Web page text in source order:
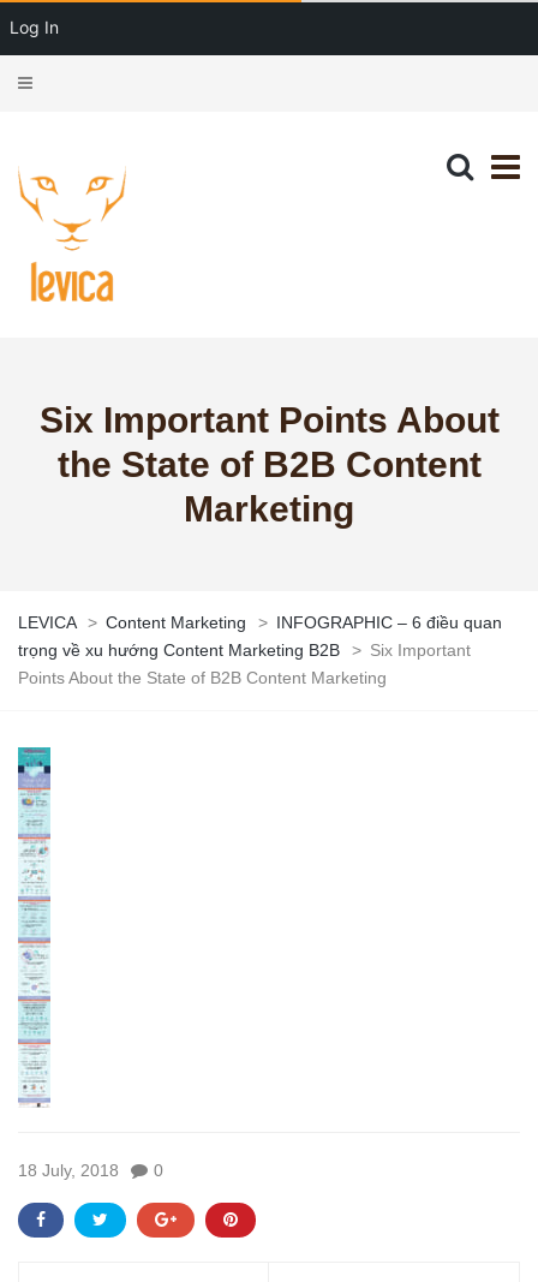
Six Important Points About
the State of B2B Content
Marketing
LEVICA > Content Marketing > INFOGRAPHIC – 6 điều quan
trọng về xu hướng Content Marketing B2B
> Six Important
Points About the State of B2B Content Marketing
18 July, 2018 0
Log In